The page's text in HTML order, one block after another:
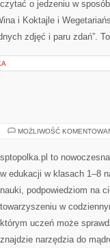
czytać o jedzeniu w
i Koktajle i
zdjęć i paru zdań”.
MOŻLIWOŚĆ
sptopolka.pl to
w edukacji w klasach 1–8
nauki, podpowiedziom na
towarzyszeniu w
którym uczeń może
znajdzie narzędzia do